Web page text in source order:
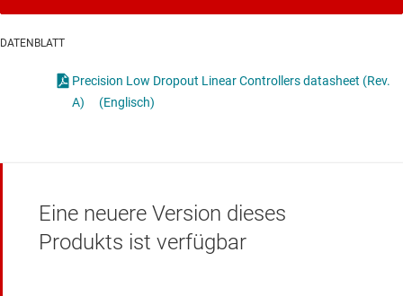
DATENBLATT
Precision Low Dropout Linear Controllers datasheet (Rev.
A)
(Englisch)
Eine neuere Version dieses
Produkts ist verfügbar